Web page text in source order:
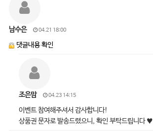
남수은 04.21 18:00
댓글내용 확인
조은맘 04.23 14:15
이벤트 참여해주셔서 감사합니다!
상품권 문자로 발송드렸으니, 확인 부탁드립니다 ♥